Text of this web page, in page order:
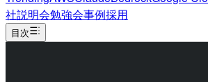
社説明会勉強会事例採用
目次